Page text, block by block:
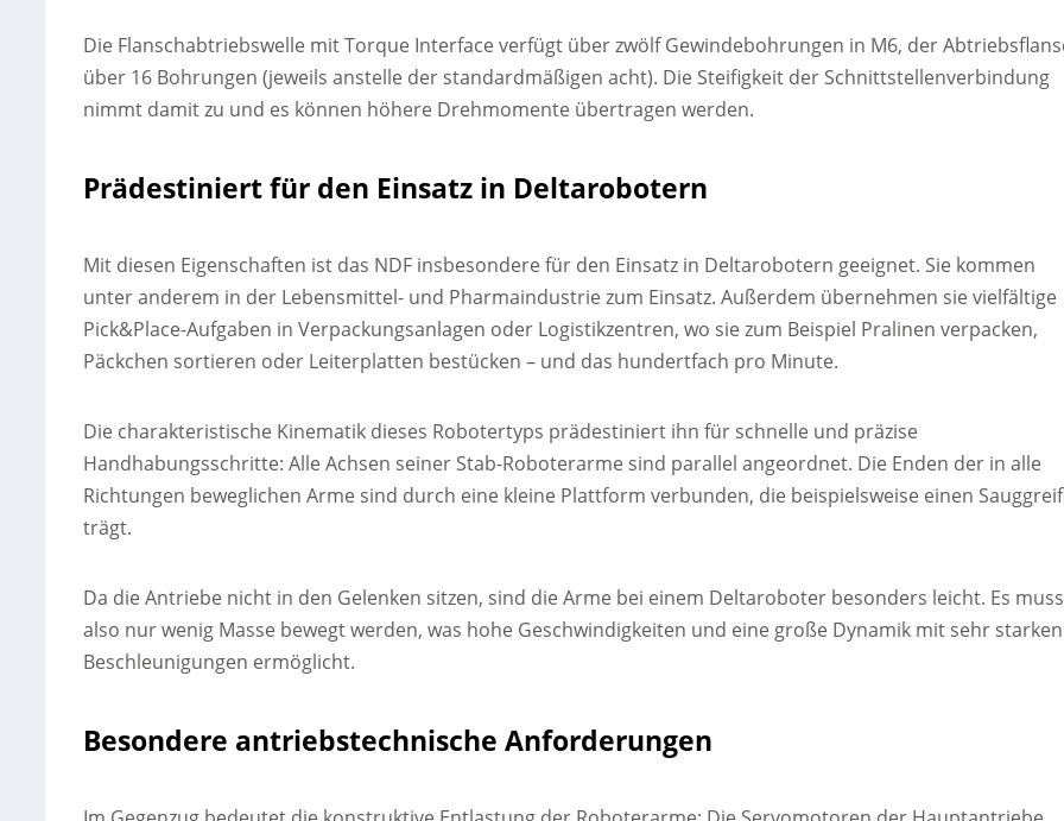
Die Flanschabtriebswelle mit Torque Interface verfügt über zwölf Gewindebohrungen in M6, der
über 16 Bohrungen (jeweils anstelle der standardmäßigen acht). Die Steifigkeit der Schnittstellenverbindung
nimmt damit zu und es können höhere Drehmomente übertragen werden.
Prädestiniert für den Einsatz in Deltarobotern
Mit diesen Eigenschaften ist das NDF insbesondere für den Einsatz in Deltarobotern geeignet. Sie kommen
unter anderem in der Lebensmittel- und Pharmaindustrie zum Einsatz. Außerdem übernehmen sie vielfältige
Pick&Place-Aufgaben in Verpackungsanlagen oder Logistikzentren, wo sie zum Beispiel Pralinen verpacken,
Päckchen sortieren oder Leiterplatten bestücken – und das hundertfach pro Minute.
Die charakteristische Kinematik dieses Robotertyps prädestiniert ihn für schnelle und präzise
Handhabungsschritte: Alle Achsen seiner Stab-Roboterarme sind parallel angeordnet. Die Enden der in alle
Richtungen beweglichen Arme sind durch eine kleine Plattform verbunden, die beispielsweise einen
trägt.
Da die Antriebe nicht in den Gelenken sitzen, sind die Arme bei einem Deltaroboter besonders leicht. Es muss
also nur wenig Masse bewegt werden, was hohe Geschwindigkeiten und eine große Dynamik mit sehr starken
Beschleunigungen ermöglicht.
Besondere antriebstechnische Anforderungen